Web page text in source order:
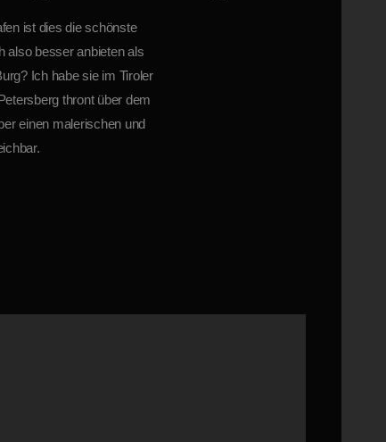
ist dies die schönste
also besser anbieten als
Ich habe sie im Tiroler
thront über dem
einen malerischen und